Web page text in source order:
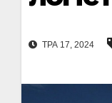
ТРА 17, 2024